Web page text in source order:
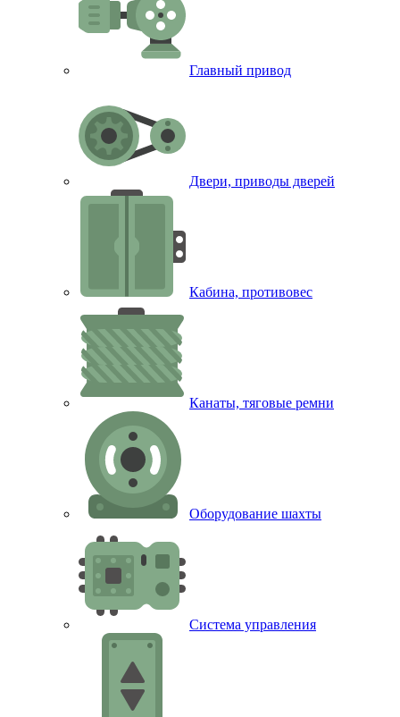
Главный привод
Двери, приводы дверей
Кабина, противовес
Канаты, тяговые ремни
Оборудование шахты
Система управления